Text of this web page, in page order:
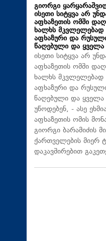
გიორგი
ისეთი სიტყვა არ
აფხაზეთის ომში
ხალხს მკვლელებად
აფხაზური და
წაღებული და
ისეთი სიტყვა არ
აფხაზეთის ომში
ხალხს მკვლელებად
აფხაზური და
წაღებული და
უწოდებენ, - ასე
აფხაზეთის ომის
გიორგი ბარამიძის
ქართველების მიერ
დაკავშირებით